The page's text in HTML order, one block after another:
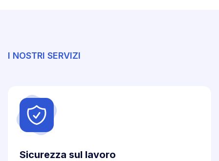
I NOSTRI SERVIZI
Sicurezza sul lavoro